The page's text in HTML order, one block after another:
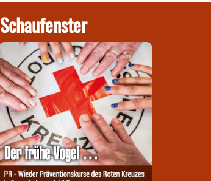
Schaufenster